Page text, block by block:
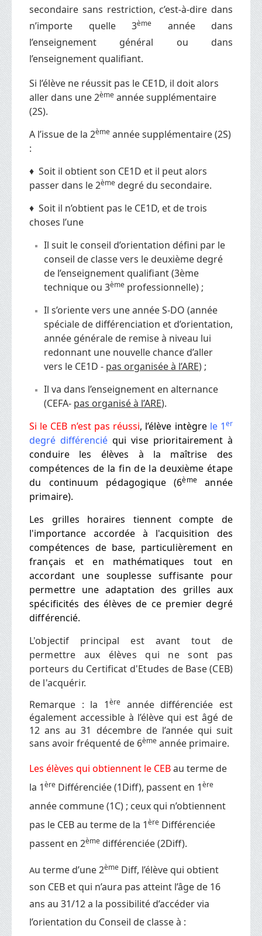
secondaire sans restriction, c’est-à-dire dans
n’importe quelle 3ème
année dans
l’enseignement général ou dans
l’enseignement qualifiant.
Si l’élève ne réussit pas le CE1D, il doit alors
aller dans une 2ème année supplémentaire
(2S).
A l’issue de la 2ème année supplémentaire (2S)
:
♦ Soit il obtient son CE1D et il peut alors
passer dans le 2ème degré du secondaire.
♦ Soit il n’obtient pas le CE1D, et de trois
choses l’une
Il suit le conseil d’orientation défini par le
conseil de classe vers le deuxième degré
de l’enseignement qualifiant (3ème
technique ou 3ème professionnelle) ;
Il s’oriente vers une année S-DO (année
spéciale de différenciation et d’orientation,
année générale de remise à niveau lui
redonnant une nouvelle chance d’aller
vers le CE1D - pas organisée à l’ARE) ;
Il va dans l’enseignement en alternance
(CEFA- pas organisé à l’ARE).
Si le CEB n’est pas réussi, l’élève intègre le 1er
degré différencié qui vise prioritairement à
conduire les élèves à la maîtrise des
compétences de la fin de la deuxième étape
du continuum pédagogique (6èmeannée
primaire).
Les grilles horaires tiennent compte de
l'importance accordée à l'acquisition des
compétences de base, particulièrement en
français et en mathématiques tout en
accordant une souplesse suffisante pour
permettre une adaptation des grilles aux
spécificités des élèves de ce premier degré
différencié.
L'objectif principal est avant tout de
permettre aux élèves qui ne sont pas
porteurs du Certificat d'Etudes de Base (CEB)
de l'acquérir.
Remarque : la 1ère
année différenciée est
également accessible à l’élève qui est âgé de
12 ans au 31 décembre de l’année qui suit
sans avoir fréquenté de 6ème année primaire.
Les élèves qui obtiennent le CEBau terme de
la 1ère Différenciée (1Diff), passent en 1ère
année commune (1C) ; ceux qui n’obtiennent
pas le CEB au terme de la 1ère Différenciée
passent en 2ème différenciée (2Diff).
Au terme d’une 2ème Diff, l’élève qui obtient
son CEB et qui n’aura pas atteint l’âge de 16
ans au 31/12 a la possibilité d’accéder via
l’orientation du Conseil de classe à :